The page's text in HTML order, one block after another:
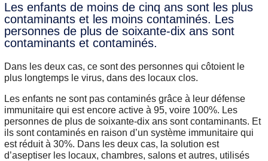
Les enfants de moins de cinq ans sont les plus
contaminants et les moins contaminés. Les
personnes de plus de soixante-dix ans sont
contaminants et contaminés.
Dans les deux cas, ce sont des personnes qui côtoient le
plus longtemps le virus, dans des locaux clos.
Les enfants ne sont pas contaminés grâce à leur défense
immunitaire qui est encore active à 95, voire 100%. Les
personnes de plus de soixante-dix ans sont contaminants. Et
ils sont contaminés en raison d’un système immunitaire qui
est réduit à 30%. Dans les deux cas, la solution est
d’aseptiser les locaux, chambres, salons et autres, utilisés